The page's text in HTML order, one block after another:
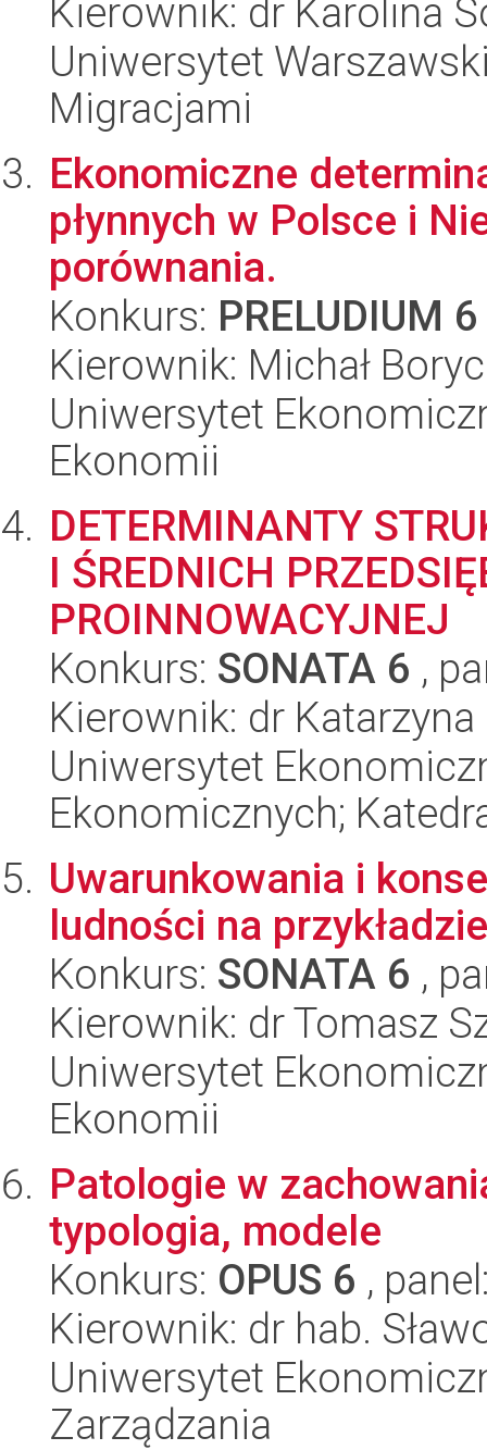
Kierownik: dr Karolina
Uniwersytet
Migracjami
Ekonomiczne
płynnych w Polsce i
porównania.
Konkurs: PRELUDIUM 6
Kierownik: Michał
Uniwersytet
Ekonomii
DETERMINANTY
I ŚREDNICH
PROINNOWACYJNEJ
Konkurs: SONATA 6 ,
Kierownik: dr
Uniwersytet
Ekonomicznych;
Uwarunkowania i
ludności na
Konkurs: SONATA 6 ,
Kierownik: dr Tomasz
Uniwersytet
Ekonomii
Patologie w
typologia, modele
Konkurs: OPUS 6 ,
Kierownik: dr hab.
Uniwersytet
Zarządzania